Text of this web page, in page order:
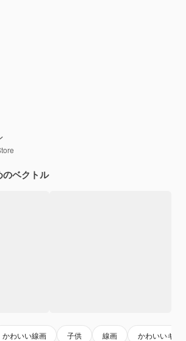
のベクトル
かわいい線画 子供 線画 かわいいキャ